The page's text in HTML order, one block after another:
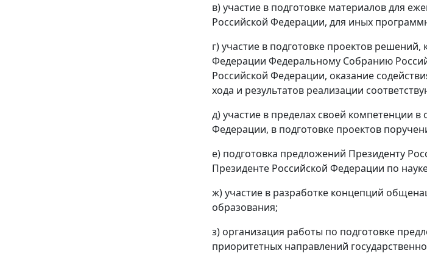
в) участие в подготовке материалов для
Российской Федерации, для иных
г) участие в подготовке проектов
Федерации Федеральному Собранию
Российской Федерации, оказание
хода и результатов реализации
д) участие в пределах своей компетенции
Федерации, в подготовке проектов
е) подготовка предложений Президенту
Президенте Российской Федерации по
ж) участие в разработке концепций
образования;
з) организация работы по подготовке
приоритетных направлений